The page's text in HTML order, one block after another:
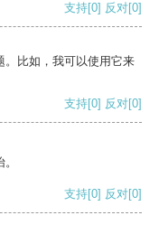
支持[0] 反对[0]
。比如，我可以使用它来
支持[0] 反对[0]
支持[0] 反对[0]